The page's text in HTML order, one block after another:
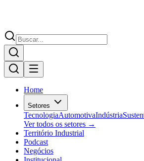
Home
Setores
TecnologiaAutomotivaIndústria
Ver todos os setores →
Território Industrial
Podcast
Negócios